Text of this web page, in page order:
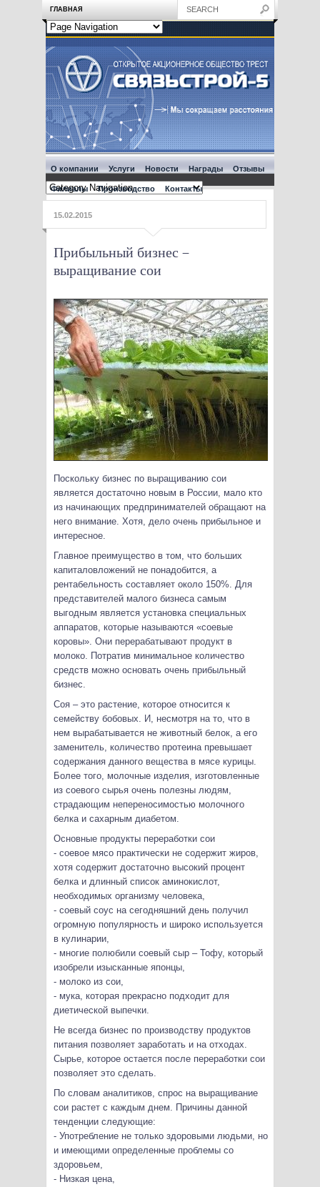
ГЛАВНАЯ
О компании Услуги Новости Награды Отзывы
Филиалы Производство Контакты
15.02.2015
Прибыльный бизнес –
выращивание сои
Поскольку бизнес по выращиванию сои
является достаточно новым в России, мало кто
из начинающих предпринимателей обращают на
него внимание. Хотя, дело очень прибыльное и
интересное.
Главное преимущество в том, что больших
капиталовложений не понадобится, а
рентабельность составляет около 150%. Для
представителей малого бизнеса самым
выгодным является установка специальных
аппаратов, которые называются «соевые
коровы». Они перерабатывают продукт в
молоко. Потратив минимальное количество
средств можно основать очень прибыльный
бизнес.
Соя – это растение, которое относится к
семейству бобовых. И, несмотря на то, что в
нем вырабатывается не животный белок, а его
заменитель, количество протеина превышает
содержания данного вещества в мясе курицы.
Более того, молочные изделия, изготовленные
из соевого сырья очень полезны людям,
страдающим непереносимостью молочного
белка и сахарным диабетом.
Основные продукты переработки сои
- соевое мясо практически не содержит жиров,
хотя содержит достаточно высокий процент
белка и длинный список аминокислот,
необходимых организму человека,
- соевый соус на сегодняшний день получил
огромную популярность и широко используется
в кулинарии,
- многие полюбили соевый сыр – Тофу, который
изобрели изысканные японцы,
- молоко из сои,
- мука, которая прекрасно подходит для
диетической выпечки.
Не всегда бизнес по производству продуктов
питания позволяет заработать и на отходах.
Сырье, которое остается после переработки сои
позволяет это сделать.
По словам аналитиков, спрос на выращивание
сои растет с каждым днем. Причины данной
тенденции следующие:
- Употребление не только здоровыми людьми, но
и имеющими определенные проблемы со
здоровьем,
- Низкая цена,